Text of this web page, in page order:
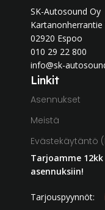
SK-Autosound Oy
Kartanonherrantie
02920 Espoo
010 29 22 800
info@sk-
Linkit
Asennukset
Meistä
Evästekäytäntö
Tarjoamme
asennuksiin!
Tarjouspyynnöt: